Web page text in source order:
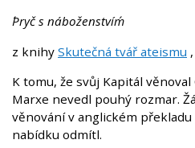
´Pryč s náboženstvím´
z knihy Skutečná tvář ateismu
K tomu, že svůj Kapitál
Marxe nevedl pouhý rozmar.
věnování v anglickém
nabídku odmítl.